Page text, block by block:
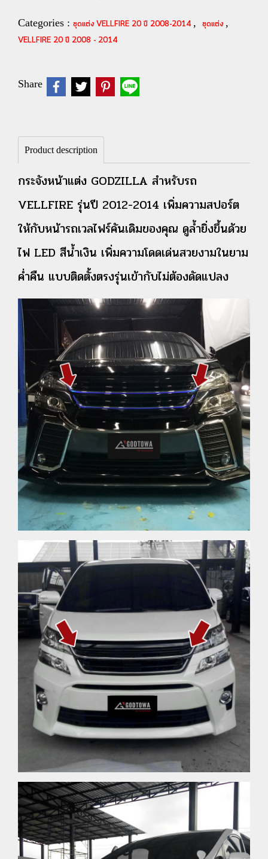
Categories : ชุดแต่ง VELLFIRE 20 ปี 2008-2014 , ชุดแต่ง ,
VELLFIRE 20 ปี 2008 - 2014
Share
Product description
กระจังหน้าแต่ง GODZILLA สำหรับรถ
VELLFIRE รุ่นปี 2012-2014 เพิ่มความสปอร์ต
ให้กับหน้ารถเวลไฟร์คันเดิมของคุณ ดูล้ำยิ่งขึ้นด้วย
ไฟ LED สีน้ำเงิน เพิ่มความโดดเด่นสวยงามในยาม
ค่ำคืน แบบติดตั้งตรงรุ่นเข้ากับไม่ต้องดัดแปลง